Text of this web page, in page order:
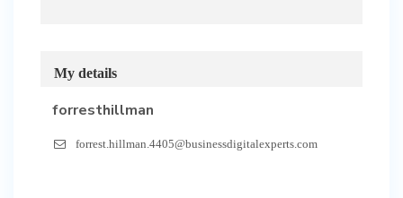
My details
forresthillman
forrest.hillman.4405@businessdigitalexperts.com